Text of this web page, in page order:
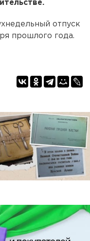
отпуск
прошлого года.